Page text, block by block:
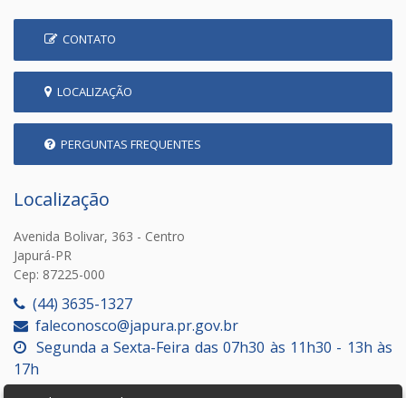
CONTATO
LOCALIZAÇÃO
PERGUNTAS FREQUENTES
Localização
Avenida Bolivar, 363 - Centro
Japurá-PR
Cep: 87225-000
(44) 3635-1327
faleconosco@japura.pr.gov.br
Segunda a Sexta-Feira das 07h30 às 11h30 - 13h às
17h